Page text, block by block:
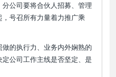
公司要将合伙人招募、管理
号召所有力量着力推广乘
的执行力、业务内外娴熟的
公司工作主线是否坚定、是